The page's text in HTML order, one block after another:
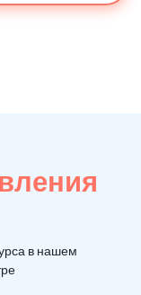
в нашем